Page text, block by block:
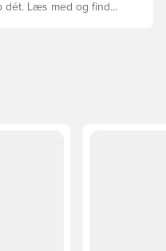
dét. Læs med og find